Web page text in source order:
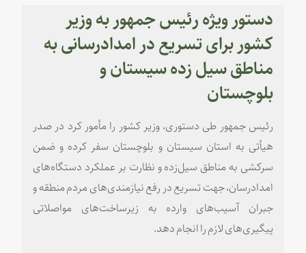
دستور ویژه رئیس جمهور به وزیر
کشور برای تسریع در امدادرسانی به
مناطق سیل زده سیستان و
بلوچستان
رئیس جمهور طی دستوری، وزیر کشور را مأمور کرد در صدر
هیأتی به استان سیستان و بلوچستان سفر کرده و ضمن
سرکشی به مناطق سیل‌زده و نظارت بر عملکرد دستگاه‌های
امدادرسان، جهت تسریع در رفع نیازمندی‌های مردم منطقه و
جبران آسیب‌های وارده به زیرساخت‌های مواصلاتی
پیگیری‌های لازم را انجام دهد.